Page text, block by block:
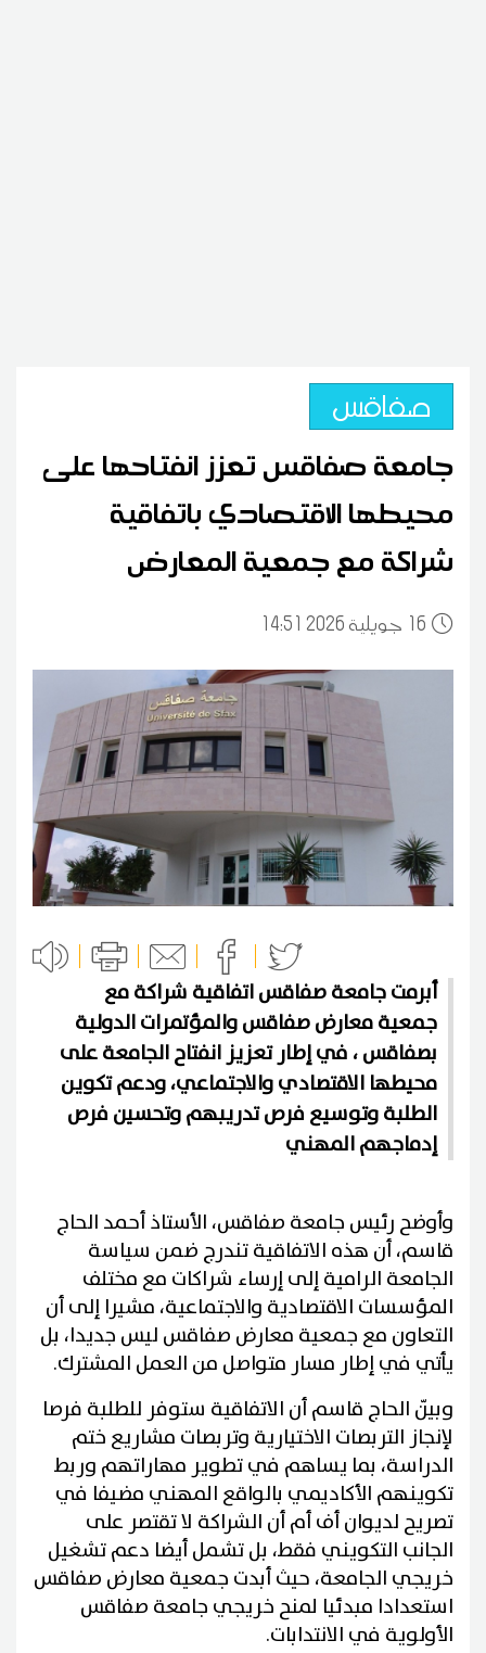
صفاقس
جامعة صفاقس تعزز انفتاحها على
محيطها الاقتصادي باتفاقية
شراكة مع جمعية المعارض
16 14:51 2026 جويلية
أبرمت جامعة صفاقس اتفاقية شراكة مع
جمعية معارض صفاقس والمؤتمرات الدولية
بصفاقس ، في إطار تعزيز انفتاح الجامعة على
محيطها الاقتصادي والاجتماعي، ودعم تكوين
الطلبة وتوسيع فرص تدريبهم وتحسين فرص
إدماجهم المهني
وأوضح رئيس جامعة صفاقس، الأستاذ أحمد الحاج
قاسم، أن هذه الاتفاقية تندرج ضمن سياسة
الجامعة الرامية إلى إرساء شراكات مع مختلف
المؤسسات الاقتصادية والاجتماعية، مشيرا إلى أن
التعاون مع جمعية معارض صفاقس ليس جديدا، بل
يأتي في إطار مسار متواصل من العمل المشترك.
وبيّن الحاج قاسم أن الاتفاقية ستوفر للطلبة فرصا
لإنجاز التربصات الاختيارية وتربصات مشاريع ختم
الدراسة، بما يساهم في تطوير مهاراتهم وربط
تكوينهم الأكاديمي بالواقع المهني مضيفا في
تصريح لديوان أف أم أن الشراكة لا تقتصر على
الجانب التكويني فقط، بل تشمل أيضا دعم تشغيل
خريجي الجامعة، حيث أبدت جمعية معارض صفاقس
استعدادا مبدئيا لمنح خريجي جامعة صفاقس
الأولوية في الانتدابات.